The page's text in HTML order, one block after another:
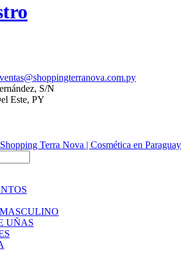
ventas@shoppingterranova.com.py
S/N
Este, PY
UÑAS